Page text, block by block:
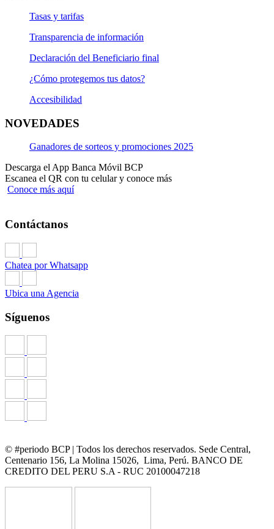
Tasas y tarifas
Transparencia de información
Declaración del Beneficiario final
¿Cómo protegemos tus datos?
Accesibilidad
NOVEDADES
Ganadores de sorteos y promociones 2025
Descarga el App Banca Móvil BCP
Escanea el QR con tu celular y conoce más
Conoce más aquí
Contáctanos
Chatea por Whatsapp
Ubica una Agencia
Síguenos
© #periodo BCP | Todos los derechos reservados. Sede Central,
Centenario 156, La Molina 15026, Lima, Perú. BANCO DE
CREDITO DEL PERU S.A - RUC 20100047218